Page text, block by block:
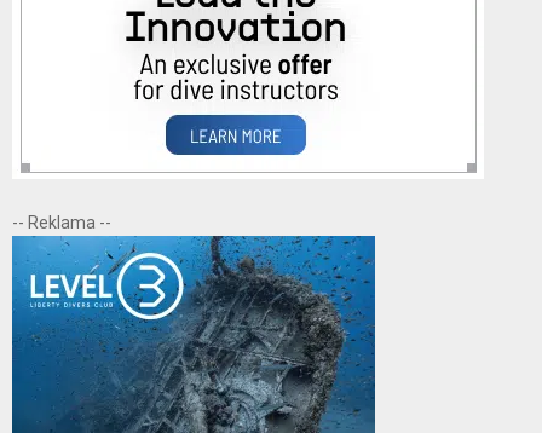
-- Reklama --